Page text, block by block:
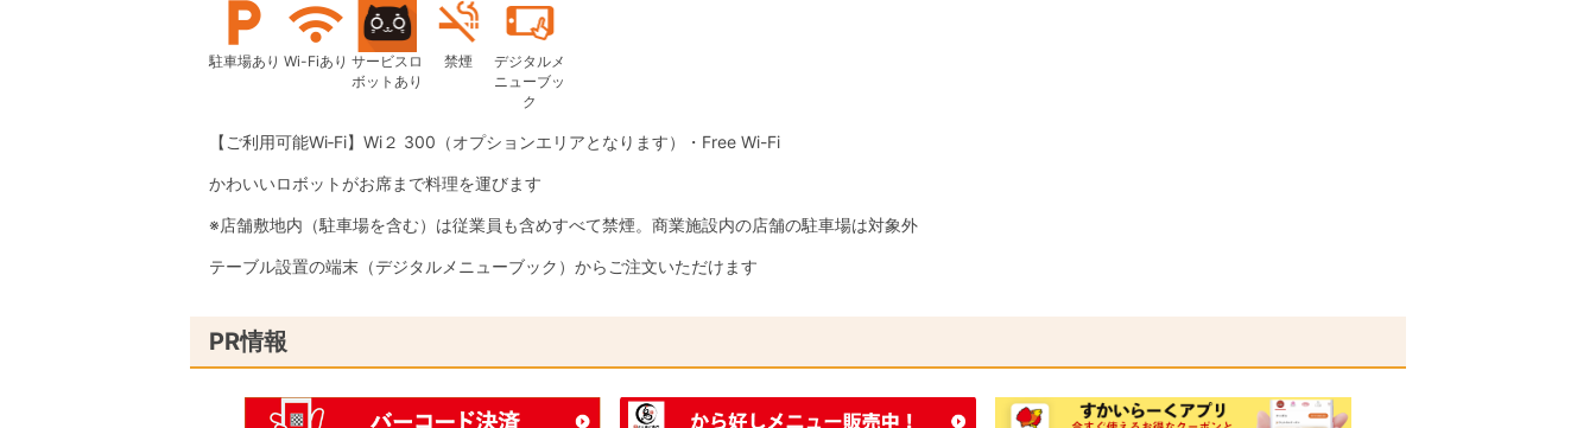
駐車場あり Wi-Fiあり サービスロ
ボットあり
禁煙
デジタルメ
ニューブッ
ク
【ご利用可能Wi‐Fi】Wi２ 300（オプションエリアとなります）・Free Wi-Fi
かわいいロボットがお席まで料理を運びます
※店舗敷地内（駐車場を含む）は従業員も含めすべて禁煙。商業施設内の店舗の駐車場は対象外
テーブル設置の端末（デジタルメニューブック）からご注文いただけます
PR情報